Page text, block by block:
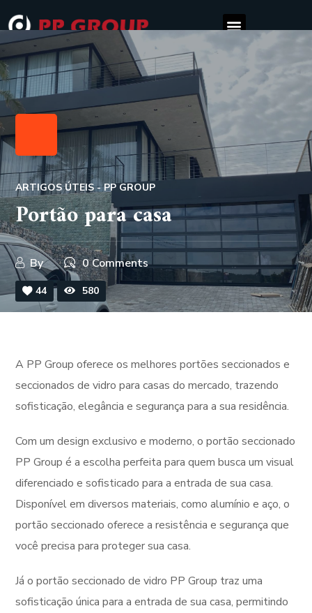
ARTIGOS ÚTEIS - PP GROUP
Portão para casa
By 0 Comments
44 580
A PP Group oferece os melhores portões seccionados e
seccionados de vidro para casas do mercado, trazendo
sofisticação, elegância e segurança para a sua residência.
Com um design exclusivo e moderno, o portão seccionado
PP Group é a escolha perfeita para quem busca um visual
diferenciado e sofisticado para a entrada de sua casa.
Disponível em diversos materiais, como alumínio e aço, o
portão seccionado oferece a resistência e segurança que
você precisa para proteger sua casa.
Já o portão seccionado de vidro PP Group traz uma
sofisticação única para a entrada de sua casa, permitindo